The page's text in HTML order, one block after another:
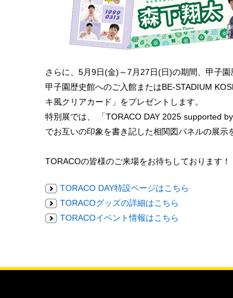
さらに、5月9日(金)～7月27日(日)の期間、甲子園
甲子園歴史館へのご入館またはBE-STADIUM
キ風クリアカード」をプレゼントします。
特別展では、 「TORACO DAY 2025 supported
でお互いの印象を書き記した相関図パネルの展示
TORACOの皆様のご来場をお待ちしております！
TORACO DAY特設ページはこちら
TORACOグッズの詳細はこちら
TORACOイベント情報はこちら